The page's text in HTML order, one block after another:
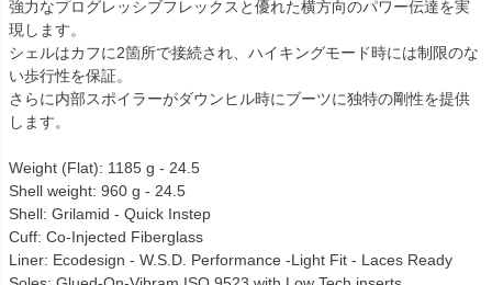
強力なプログレッシブフレックスと優れた横方向のパワー伝達を実
現します。
シェルはカフに2箇所で接続され、ハイキングモード時には制限のな
い歩行性を保証。
さらに内部スポイラーがダウンヒル時にブーツに独特の剛性を提供
します。
Weight (Flat): 1185 g - 24.5
Shell weight: 960 g - 24.5
Shell: Grilamid - Quick Instep
Cuff: Co-Injected Fiberglass
Liner: Ecodesign - W.S.D. Performance -Light Fit - Laces Ready